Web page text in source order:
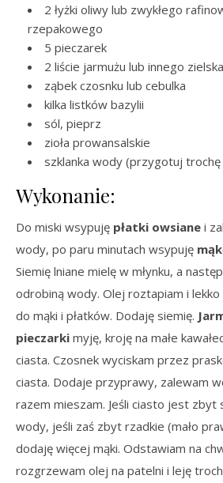
2 łyżki oliwy lub zwykłego
rzepakowego
5 pieczarek
2 liście jarmużu lub innego
ząbek czosnku lub cebulka
kilka listków bazylii
sól, pieprz
zioła prowansalskie
szklanka wody (przygotuj trochę
Wykonanie:
Do miski wsypuję płatki owsiane i
wody, po paru minutach wsypuję
Siemię lniane mielę w młynku, a
odrobiną wody. Olej roztapiam i
do mąki i płatków. Dodaję siemię.
pieczarki myję, kroję na małe
ciasta. Czosnek wyciskam przez
ciasta. Dodaje przyprawy, zalewam
razem mieszam. Jeśli ciasto jest zbyt
wody, jeśli zaś zbyt rzadkie (mało
dodaję więcej mąki. Odstawiam na
rozgrzewam olej na patelni i leję